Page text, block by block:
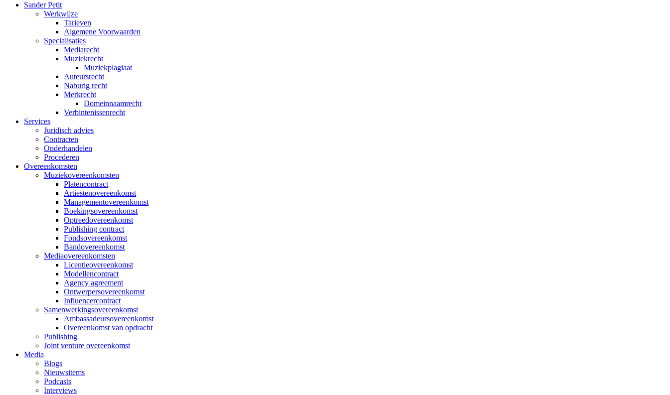
Sander Petit
Werkwijze
Tarieven
Algemene Voorwaarden
Specialisaties
Mediarecht
Muziekrecht
Muziekplagiaat
Auteursrecht
Naburig recht
Merkrecht
Domeinnaamrecht
Verbintenissenrecht
Services
Juridisch advies
Contracten
Onderhandelen
Procederen
Overeenkomsten
Muziekovereenkomsten
Platencontract
Artiestenovereenkomst
Managementovereenkomst
Boekingsovereenkomst
Optreedovereenkomst
Publishing contract
Fondsovereenkomst
Bandovereenkomst
Mediaovereenkomsten
Licentieovereenkomst
Modellencontract
Agency agreement
Ontwerpersovereenkomst
Influencercontract
Samenwerkingsovereenkomst
Ambassadeursovereenkomst
Overeenkomst van opdracht
Publishing
Joint venture overeenkomst
Media
Blogs
Nieuwsitems
Podcasts
Interviews